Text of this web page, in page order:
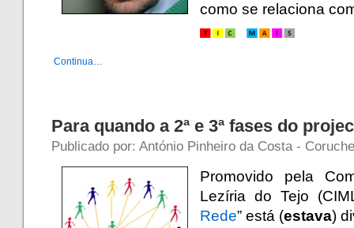
como se relaciona
Continua…
Para quando a 2ª e 3ª fases do
Publicado por: António Pinheiro da Costa -
Promovido pela
Lezíria do Tejo
Rede” está (estava)